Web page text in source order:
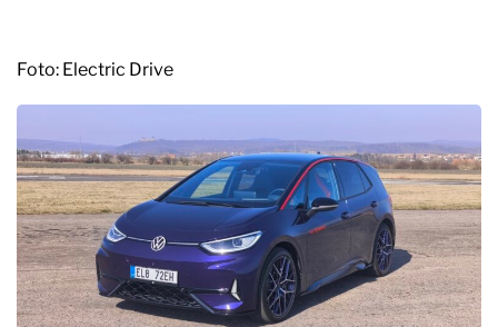
Foto: Electric Drive